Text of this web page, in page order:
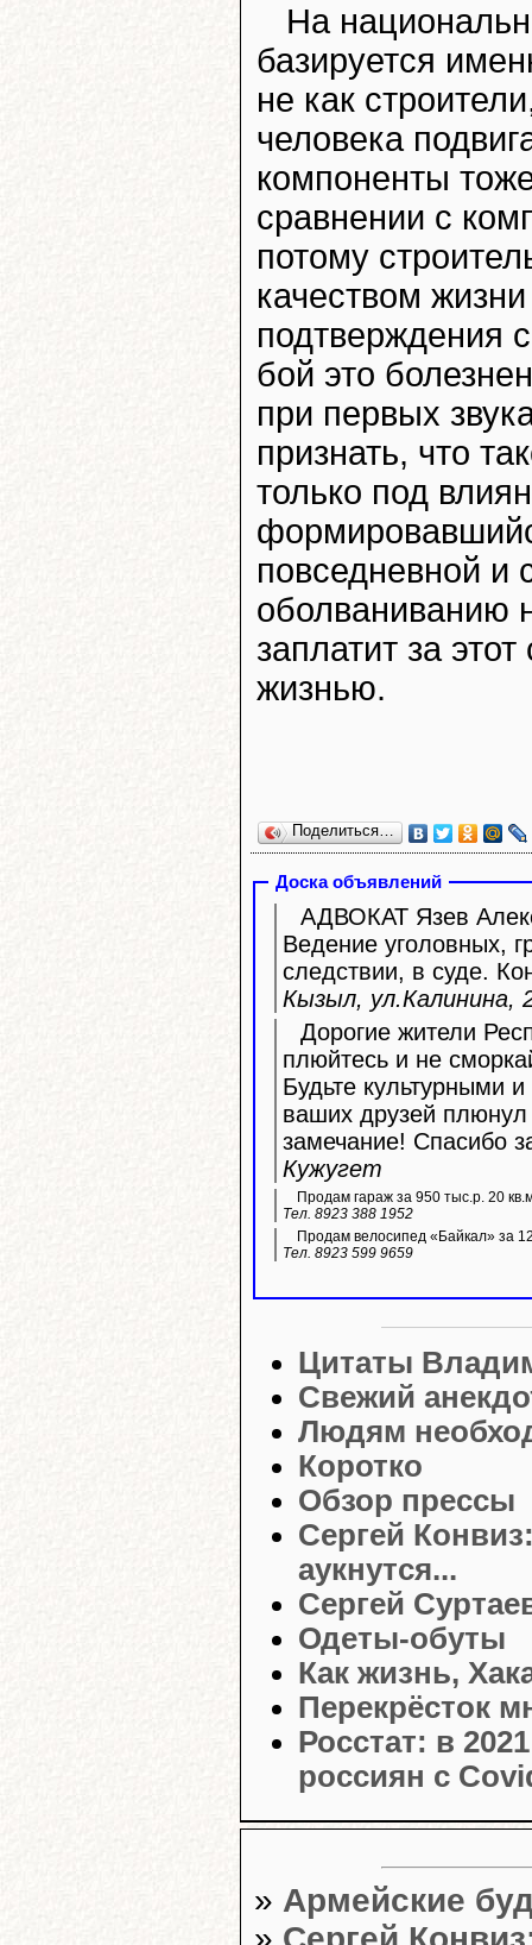
На
базируется
не как
человека
компоненты
сравнении с
потому
качеством
подтверждения
бой это
при первых
признать, что
только под
повседневной и
оболваниванию
заплатит за
жизнью.
Поделиться…
Доска объявлений
АДВОКАТ Язев
Ведение уголовных,
следствии, в суде.
Кызыл, ул.Калинина,
Дорогие жители
плюйтесь и не
Будьте культурными
ваших друзей
замечание! Спасибо
Кужугет
Продам гараж за 950 тыс.р. 20
Тел. 8923 388 1952
Продам велосипед «Байкал» за
Тел. 8923 599 9659
Цитаты
Свежий
Людям
Коротко
Обзор прессы
Сергей
аукнутся...
Сергей
Одеты-обуты
Как жизнь,
Перекрёсток
Росстат: в
россиян с
» Армейские